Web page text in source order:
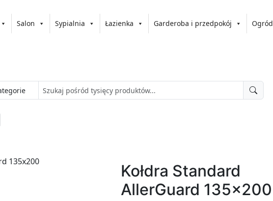
Salon Sypialnia Łazienka Garderoba i przedpokój Ogród
Kołdra Standard
AllerGuard 135x200